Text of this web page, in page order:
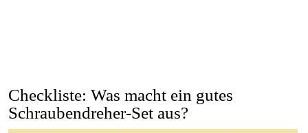
Checkliste: Was macht ein gutes
Schraubendreher-Set aus?